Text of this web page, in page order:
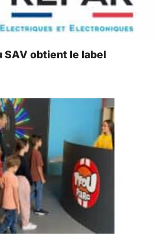
SAV obtient le label